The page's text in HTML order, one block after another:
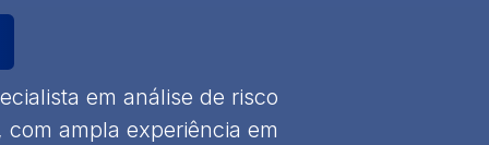
em análise de risco
ampla experiência em